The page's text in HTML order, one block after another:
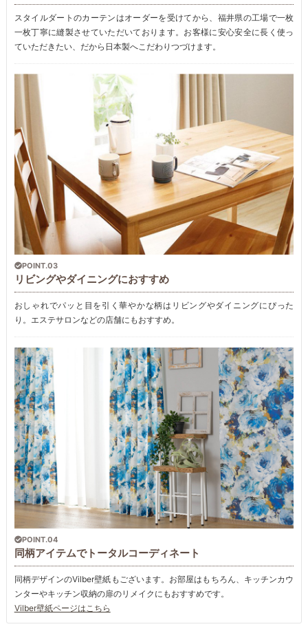
スタイルダートのカーテンはオーダーを受けてから、福井県の工場で一枚
一枚丁寧に縫製させていただいております。お客様に安心安全に長く使っ
ていただきたい、だから日本製へこだわりつづけます。
POINT.03
リビングやダイニングにおすすめ
おしゃれでパッと目を引く華やかな柄はリビングやダイニングにぴった
り。エステサロンなどの店舗にもおすすめ。
POINT.04
同柄アイテムでトータルコーディネート
同柄デザインのVilber壁紙もございます。お部屋はもちろん、キッチンカウ
ンターやキッチン収納の扉のリメイクにもおすすめです。
Vilber壁紙ページはこちら